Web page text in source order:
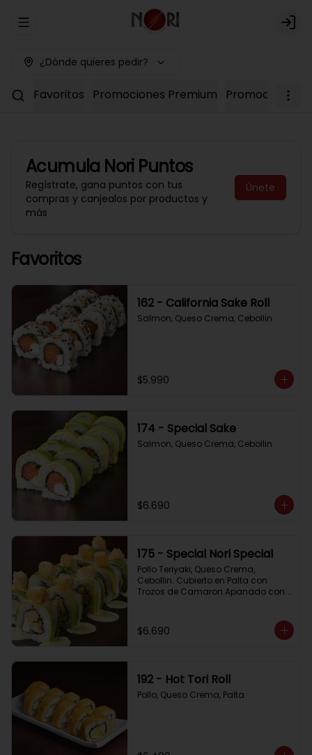
Abrir menu de navegación Login
¿Dónde quieres pedir?
Favoritos Promociones Premium Promociones
Acumula Nori Puntos
Regístrate, gana puntos con tus
compras y canjealos por productos y
más
Únete
Favoritos
162 - California Sake Roll
Salmon, Queso Crema, Cebollin
$5.990
174 - Special Sake
Salmon, Queso Crema, Cebollin
$6.690
175 - Special Nori Special
Pollo Teriyaki, Queso Crema,
Cebollin. Cubierto en Palta con
Trozos de Camaron Apanado con
$6.690
192 - Hot Tori Roll
Pollo, Queso Crema, Palta